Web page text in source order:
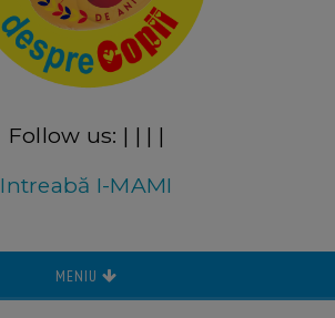
Follow us: | | | |
Intreabă I-MAMI
MENIU